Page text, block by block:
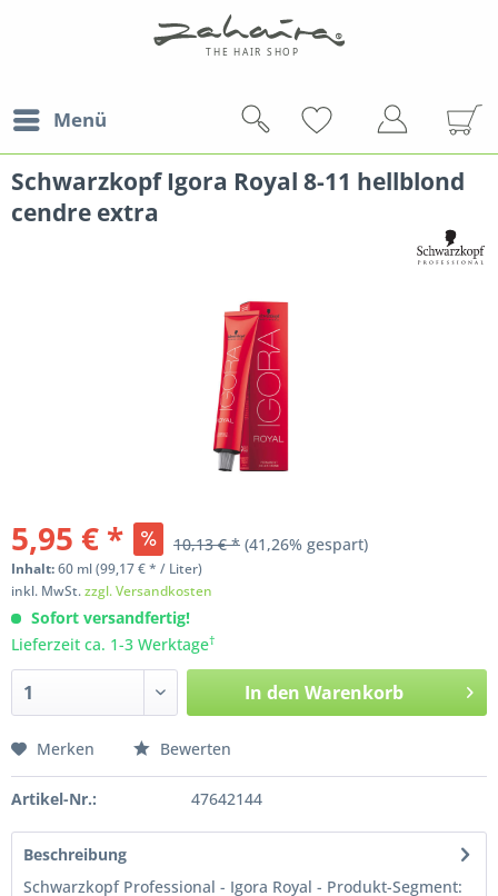
Menü
Schwarzkopf Igora Royal 8-11 hellblond
cendre extra
5,95 € * 10,13 € * (41,26% gespart)
Inhalt:60 ml(99,17 € * / Liter)
inkl. MwSt.zzgl. Versandkosten
Sofort versandfertig!
Lieferzeit ca. 1-3 Werktage†
In den Warenkorb
Merken Bewerten
Artikel-Nr.: 47642144
Beschreibung
Schwarzkopf Professional - Igora Royal - Produkt-Segment: